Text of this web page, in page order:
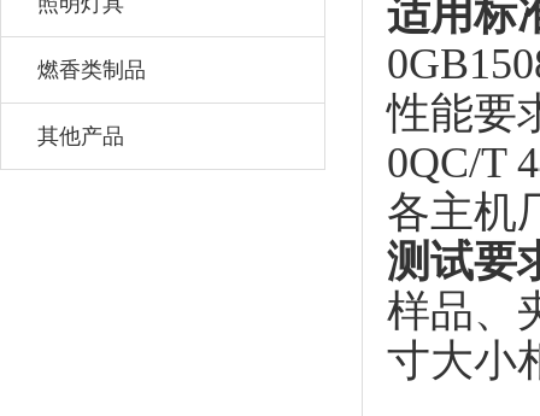
燃香类制品
其他产品
适用标
性能要
0QC/T
各主机
测试要
样品、
寸大小